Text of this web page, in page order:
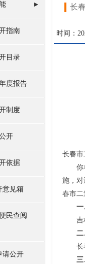
指南
目录
度报告
制度
开
依据
意见箱
民查阅
请公开
长
时间：
长春市
你
施， 对
春市二
一
吉
二
长
三